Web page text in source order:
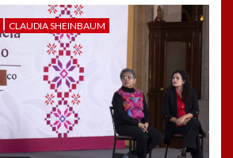
CLAUDIA SHEINBAUM